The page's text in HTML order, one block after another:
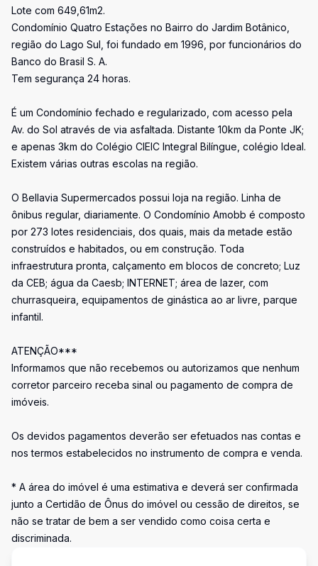
Lote com 649,61m2.
Condomínio Quatro Estações no Bairro do Jardim Botânico,
região do Lago Sul, foi fundado em 1996, por funcionários do
Banco do Brasil S. A.
Tem segurança 24 horas.
É um Condomínio fechado e regularizado, com acesso pela
Av. do Sol através de via asfaltada. Distante 10km da Ponte JK;
e apenas 3km do Colégio CIEIC Integral Bilíngue, colégio Ideal.
Existem várias outras escolas na região.
O Bellavia Supermercados possui loja na região. Linha de
ônibus regular, diariamente. O Condomínio Amobb é composto
por 273 lotes residenciais, dos quais, mais da metade estão
construídos e habitados, ou em construção. Toda
infraestrutura pronta, calçamento em blocos de concreto; Luz
da CEB; água da Caesb; INTERNET; área de lazer, com
churrasqueira, equipamentos de ginástica ao ar livre, parque
infantil.
ATENÇÃO***
Informamos que não recebemos ou autorizamos que nenhum
corretor parceiro receba sinal ou pagamento de compra de
imóveis.
Os devidos pagamentos deverão ser efetuados nas contas e
nos termos estabelecidos no instrumento de compra e venda.
* A área do imóvel é uma estimativa e deverá ser confirmada
junto a Certidão de Ônus do imóvel ou cessão de direitos, se
não se tratar de bem a ser vendido como coisa certa e
discriminada.